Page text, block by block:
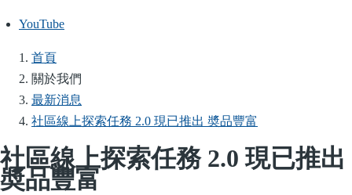
YouTube
首頁
關於我們
最新消息
社區線上探索任務 2.0 現已推出 奬品豐富
社區線上探索任務 2.0 現已推出
奬品豐富